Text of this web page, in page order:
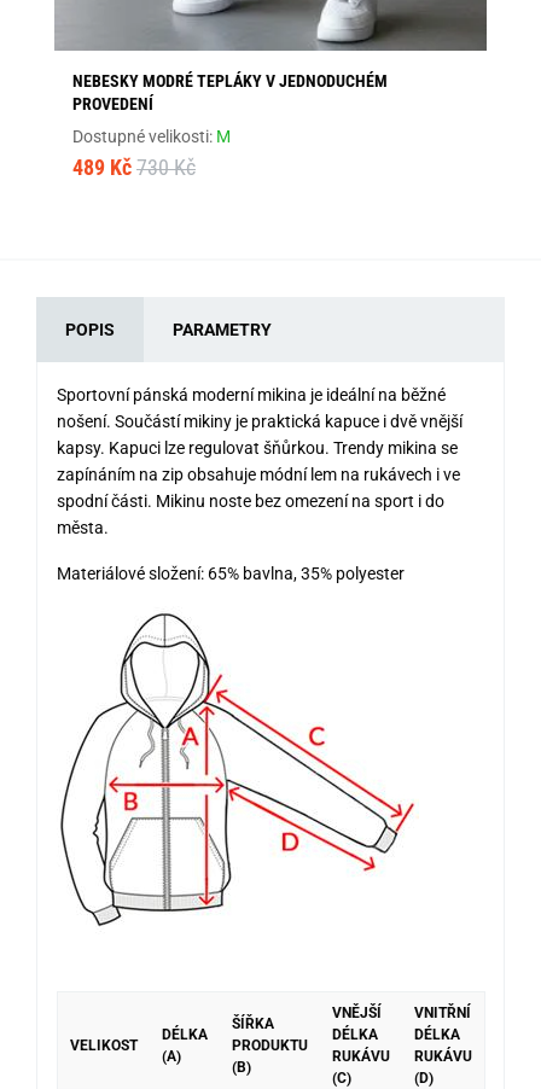
NEBESKY MODRÉ TEPLÁKY V JEDNODUCHÉM
PROVEDENÍ
Dostupné velikosti: M
489 Kč 730 Kč
POPIS PARAMETRY
Sportovní pánská moderní mikina je ideální na běžné
nošení. Součástí mikiny je praktická kapuce i dvě vnější
kapsy. Kapuci lze regulovat šňůrkou. Trendy mikina se
zapínáním na zip obsahuje módní lem na rukávech i ve
spodní části. Mikinu noste bez omezení na sport i do
města.
Materiálové složení: 65% bavlna, 35% polyester
VELIKOST
DÉLKA
(A)
ŠÍŘKA
PRODUKTU
(B)
VNĚJŠÍ
DÉLKA
RUKÁVU
(C)
VNITŘNÍ
DÉLKA
RUKÁVU
(D)